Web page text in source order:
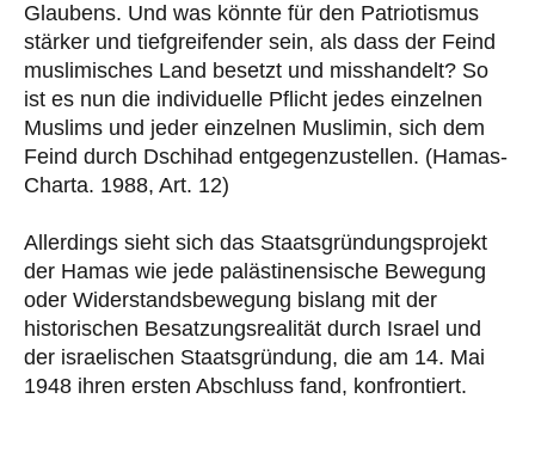
Glaubens. Und was könnte für den Patriotismus
stärker und tiefgreifender sein, als dass der Feind
muslimisches Land besetzt und misshandelt? So
ist es nun die individuelle Pflicht jedes einzelnen
Muslims und jeder einzelnen Muslimin, sich dem
Feind durch Dschihad entgegenzustellen. (Hamas-
Charta. 1988, Art. 12)
Allerdings sieht sich das Staatsgründungsprojekt
der Hamas wie jede palästinensische Bewegung
oder Widerstandsbewegung bislang mit der
historischen Besatzungsrealität durch Israel und
der israelischen Staatsgründung, die am 14. Mai
1948 ihren ersten Abschluss fand, konfrontiert.